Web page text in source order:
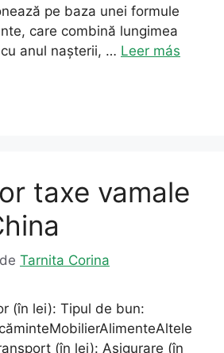
pe baza unei formule
care combină lungimea
anul nașterii, … Leer más
taxe vamale
de Tarnita Corina
(în lei): Tipul de bun:
(în lei): Asigurare (în